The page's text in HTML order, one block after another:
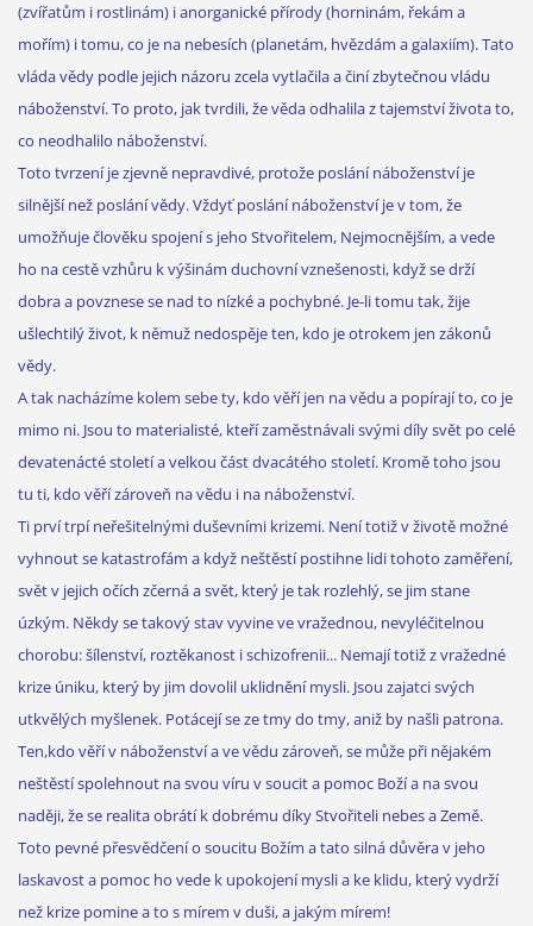
(zvířatům i rostlinám) i anorganické přírody (horninám, řekám a
mořím) i tomu, co je na nebesích (planetám, hvězdám a galaxiím). Tato
vláda vědy podle jejich názoru zcela vytlačila a činí zbytečnou vládu
náboženství. To proto, jak tvrdili, že věda odhalila z tajemství života to,
co neodhalilo náboženství.
Toto tvrzení je zjevně nepravdivé, protože poslání náboženství je
silnější než poslání vědy. Vždyť poslání náboženství je v tom, že
umožňuje člověku spojení s jeho Stvořitelem, Nejmocnějším, a vede
ho na cestě vzhůru k výšinám duchovní vznešenosti, když se drží
dobra a povznese se nad to nízké a pochybné. Je-li tomu tak, žije
ušlechtilý život, k němuž nedospěje ten, kdo je otrokem jen zákonů
vědy.
A tak nacházíme kolem sebe ty, kdo věří jen na vědu a popírají to, co je
mimo ni. Jsou to materialisté, kteří zaměstnávali svými díly svět po celé
devatenácté století a velkou část dvacátého století. Kromě toho jsou
tu ti, kdo věří zároveň na vědu i na náboženství.
Ti prví trpí neřešitelnými duševními krizemi. Není totiž v životě možné
vyhnout se katastrofám a když neštěstí postihne lidi tohoto zaměření,
svět v jejich očích zčerná a svět, který je tak rozlehlý, se jim stane
úzkým. Někdy se takový stav vyvine ve vražednou, nevyléčitelnou
chorobu: šílenství, roztěkanost i schizofrenii... Nemají totiž z vražedné
krize úniku, který by jim dovolil uklidnění mysli. Jsou zajatci svých
utkvělých myšlenek. Potácejí se ze tmy do tmy, aniž by našli patrona.
Ten,kdo věří v náboženství a ve vědu zároveň, se může při nějakém
neštěstí spolehnout na svou víru v soucit a pomoc Boží a na svou
naději, že se realita obrátí k dobrému díky Stvořiteli nebes a Země.
Toto pevné přesvědčení o soucitu Božím a tato silná důvěra v jeho
laskavost a pomoc ho vede k upokojení mysli a ke klidu, který vydrží
než krize pomine a to s mírem v duši, a jakým mírem!